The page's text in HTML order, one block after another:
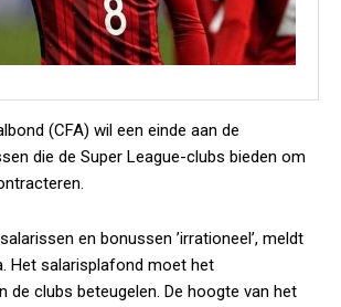
(CFA) wil een einde aan de
die de Super League-clubs bieden om
en bonussen ’irrationeel’, meldt
. Het salarisplafond moet het
de clubs beteugelen. De hoogte van het